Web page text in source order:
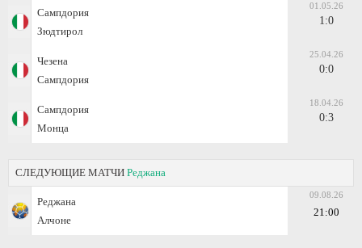
Сампдория
Зюдтирол
01.05.26
1:0
Чезена
Сампдория
25.04.26
0:0
Сампдория
Монца
18.04.26
0:3
СЛЕДУЮЩИЕ МАТЧИ Реджана
Реджана
Алчоне
09.08.26
21:00